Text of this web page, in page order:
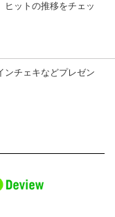
ヒットの推移をチェッ
ンチェキなどプレゼン